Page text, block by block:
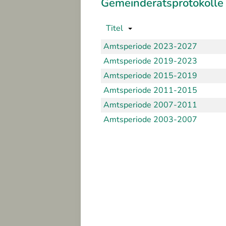
Gemeinderatsprotokolle
Titel
Amtsperiode 2023-2027
Amtsperiode 2019-2023
Amtsperiode 2015-2019
Amtsperiode 2011-2015
Amtsperiode 2007-2011
Amtsperiode 2003-2007